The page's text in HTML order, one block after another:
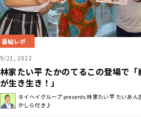
番組レポ
9/21, 2022
林家たい平 たかのてるこの登場で「
が生き生き！」
タイヘイグループ presents 林家たい平 たいあん
かしら付き♪